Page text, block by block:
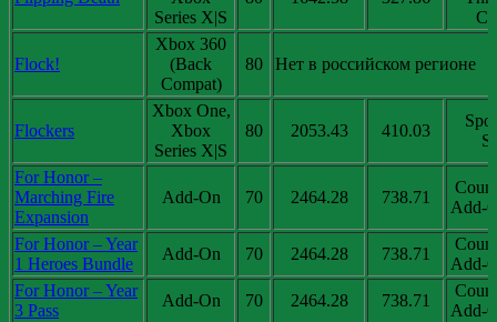
Series X|S
Flock!
Xbox 360
(Back
Compat)
80 Нет в российском регионе
Flockers
Xbox One,
Xbox
Series X|S
80 2053.43 410.03
For Honor –
Marching Fire
Expansion
Add-On 70 2464.28 738.71
Add-
For Honor – Year
1 Heroes Bundle
Add-On 70 2464.28 738.71
Add-
For Honor – Year
3 Pass
Add-On 70 2464.28 738.71
Add-